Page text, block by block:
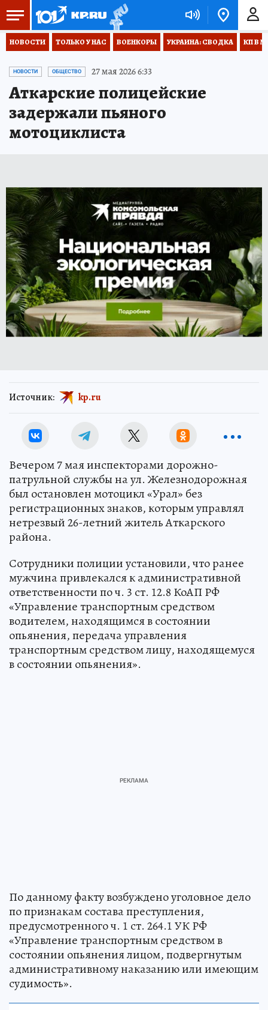
НОВОСТИ ТОЛЬКО У НАС ВОЕНКОРЫ УКРАИНА: СВОДКА КП В
НОВОСТИ ОБЩЕСТВО 27 мая 2026 6:33
Аткарские полицейские
задержали пьяного
мотоциклиста
Источник: kp.ru
Вечером 7 мая инспекторами дорожно-
патрульной службы на ул. Железнодорожная
был остановлен мотоцикл «Урал» без
регистрационных знаков, которым управлял
нетрезвый 26-летний житель Аткарского
района.
Сотрудники полиции установили, что ранее
мужчина привлекался к административной
ответственности по ч. 3 ст. 12.8 КоАП РФ
«Управление транспортным средством
водителем, находящимся в состоянии
опьянения, передача управления
транспортным средством лицу, находящемуся
в состоянии опьянения».
По данному факту возбуждено уголовное дело
по признакам состава преступления,
предусмотренного ч. 1 ст. 264.1 УК РФ
«Управление транспортным средством в
состоянии опьянения лицом, подвергнутым
административному наказанию или имеющим
судимость».